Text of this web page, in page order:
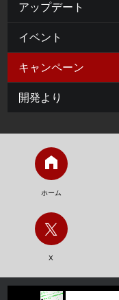
アップデート
イベント
キャンペーン
開発より
ホーム
X